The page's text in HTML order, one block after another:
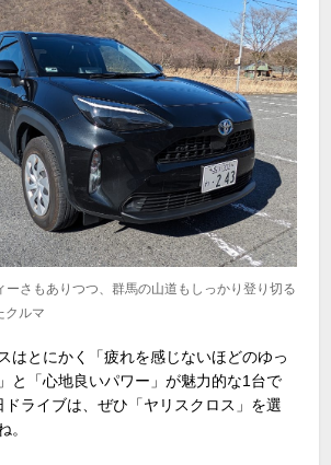
ーさもありつつ、群馬の山道もしっかり登り切る
クルマ
はとにかく「疲れを感じないほどのゆっ
と「心地良いパワー」が魅力的な1台で
ドライブは、ぜひ「ヤリスクロス」を選
。